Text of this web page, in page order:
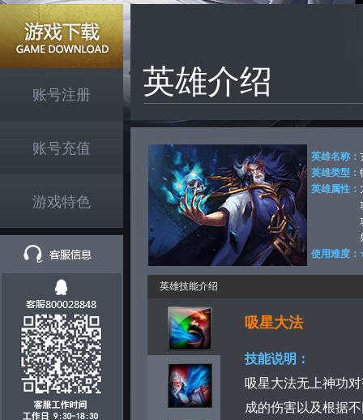
账号注册
账号充值
游戏特色
英雄介绍
英雄名称：
英雄类型：
英雄属性：
使用难度：
英雄技能介绍
吸星大法
技能说明：
吸星大法无上神功
成的伤害以及根据